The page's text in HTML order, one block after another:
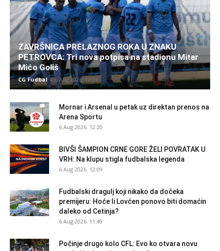
ZAVRŠNICA PRELAZNOG ROKA U ZNAKU
PETROVCA: Tri nova potpisa na stadionu Mitar
Mićo Goliš
CG Fudbal - 6 Aug 2026. 12:26
Mornar i Arsenal u petak uz direktan prenos na
Arena Sportu
6 Aug 2026. 12:20
BIVŠI ŠAMPION CRNE GORE ŽELI POVRATAK U
VRH: Na klupu stigla fudbalska legenda
6 Aug 2026. 12:09
Fudbalski dragulj koji nikako da dočeka
premijeru: Hoće li Lovćen ponovo biti domaćin
daleko od Cetinja?
6 Aug 2026. 11:49
Počinje drugo kolo CFL: Evo ko otvara novu